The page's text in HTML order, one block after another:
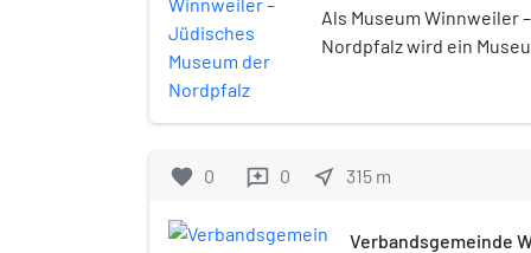
Als Museum Winnweiler
Nordpfalz wird ein
favorite 0 reviews 0 near_me 315 m
Verbandsgemeinde